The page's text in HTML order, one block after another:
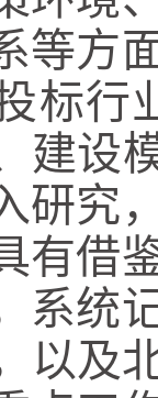
等方
标行
建设
研究
有借
系统
以及